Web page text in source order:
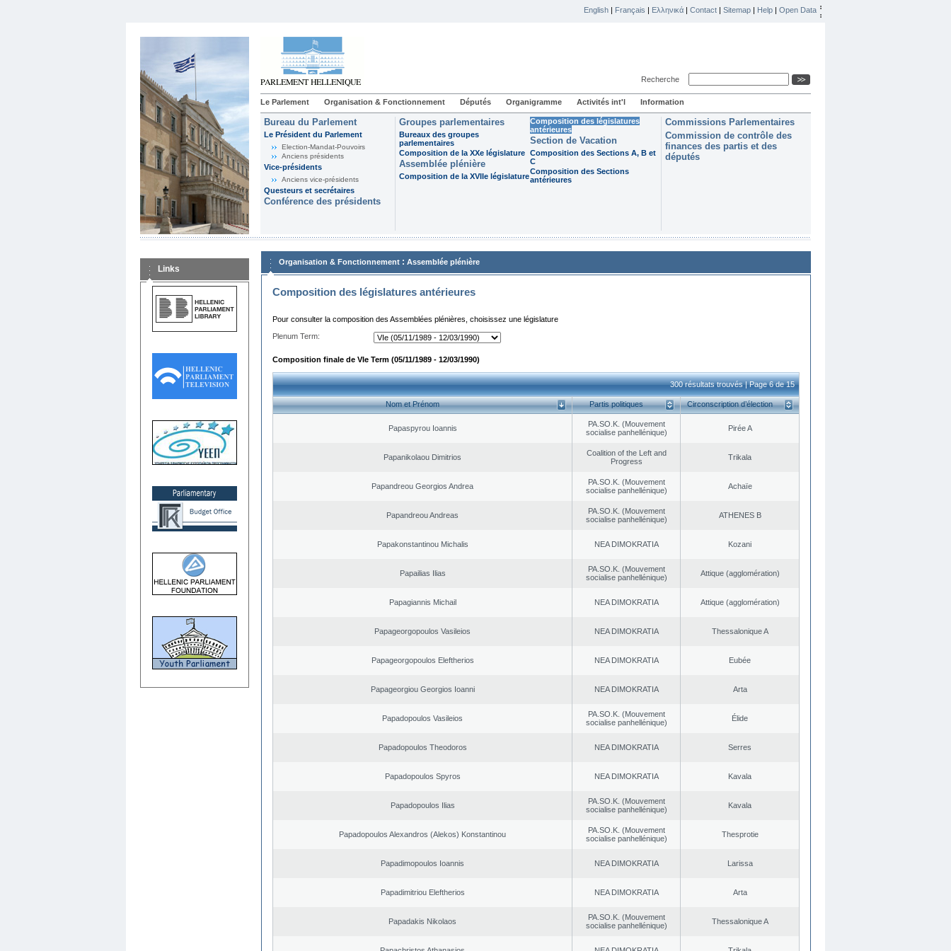
English | Français | Ελληνικά | Contact | Sitemap | Help | Open Data
Recherche
Le Parlement Organisation & Fonctionnement Députés Organigramme Activités int'l Information
Bureau du Parlement
Le Président du Parlement
Election-Mandat-Pouvoirs
Anciens présidents
Vice-présidents
Anciens vice-présidents
Questeurs et secrétaires
Conférence des présidents
Groupes parlementaires
Bureaux des groupes
parlementaires
Composition de la XXe législature
Assemblée plénière
Composition de la XVIIe législature
Composition des législatures
antérieures
Section de Vacation
Composition des Sections A, B et
C
Composition des Sections
antérieures
Commissions Parlementaires
Commission de contrôle des
finances des partis et des
députés
Links
Organisation & Fonctionnement : Assemblée plénière
Composition des législatures antérieures
Pour consulter la composition des Assemblées plénières, choisissez une législature
Plenum Term:
Composition finale de VIe Term (05/11/1989 - 12/03/1990)
300 résultats trouvés | Page 6 de 15
Nom et Prénom Partis politiques Circonscription d’élection
Papaspyrou Ioannis
PA.SO.K. (Mouvement
socialise panhellénique)
Pirée A
Papanikolaou Dimitrios
Coalition of the Left and
Progress
Trikala
Papandreou Georgios Andrea
PA.SO.K. (Mouvement
socialise panhellénique)
Achaïe
Papandreou Andreas
PA.SO.K. (Mouvement
socialise panhellénique)
ATHENES Β
Papakonstantinou Michalis NEA DΙMOKRATIA Kozani
Papailias Ilias
PA.SO.K. (Mouvement
socialise panhellénique)
Αttique (agglomération)
Papagiannis Michail NEA DΙMOKRATIA Αttique (agglomération)
Papageorgopoulos Vasileios NEA DΙMOKRATIA Thessalonique A
Papageorgopoulos Eleftherios NEA DΙMOKRATIA Eubée
Papageorgiou Georgios Ioanni NEA DΙMOKRATIA Arta
Papadopoulos Vasileios
PA.SO.K. (Mouvement
socialise panhellénique)
Élide
Papadopoulos Theodoros NEA DΙMOKRATIA Serres
Papadopoulos Spyros NEA DΙMOKRATIA Kavala
Papadopoulos Ilias
PA.SO.K. (Mouvement
socialise panhellénique)
Kavala
Papadopoulos Alexandros (Alekos) Konstantinou
PA.SO.K. (Mouvement
socialise panhellénique)
Thesprotie
Papadimopoulos Ioannis NEA DΙMOKRATIA Larissa
Papadimitriou Eleftherios NEA DΙMOKRATIA Arta
Papadakis Nikolaos
PA.SO.K. (Mouvement
socialise panhellénique)
Thessalonique A